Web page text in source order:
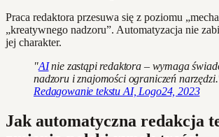
Praca redaktora przesuwa się z poziomu
„kreatywnego nadzoru”. Automatyzacja nie
jej charakter.
"AInie zastąpi redaktora – wymaga
nadzoru i znajomości ograniczeń
Redagowanie tekstu AI, Logo24, 2023
Jak automatyczna redakcja